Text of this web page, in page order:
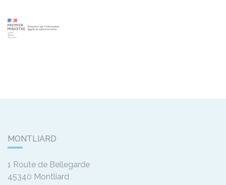
MONTLIARD
1 Route de Bellegarde
45340 Montliard